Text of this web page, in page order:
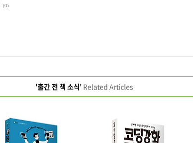
(0)
'출간 전 책 소식'Related Articles